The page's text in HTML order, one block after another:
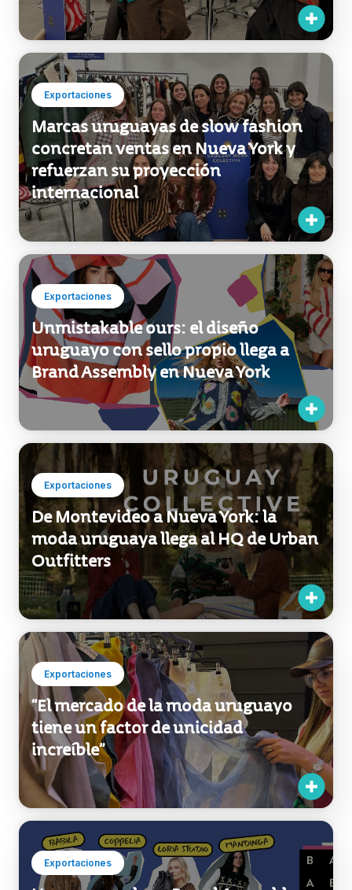
Seis marcas de moda uruguaya
llegan a la feria Brand Assembly de
Nueva York
Exportaciones
Marcas uruguayas de slow fashion
concretan ventas en Nueva York y
refuerzan su proyección
internacional
Exportaciones
Unmistakable ours: el diseño
uruguayo con sello propio llega a
Brand Assembly en Nueva York
Exportaciones
De Montevideo a Nueva York: la
moda uruguaya llega al HQ de Urban
Outfitters
Exportaciones
“El mercado de la moda uruguayo
tiene un factor de unicidad
increíble”